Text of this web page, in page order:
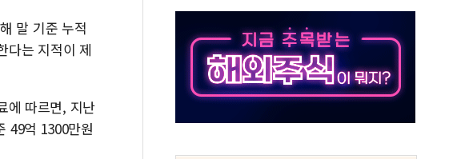
청양 밭에서 일하던 90대 숨져…온열질환 여부 조사
폭염에 車 운전면허 기능시험 오전 집중 편성…체감온도 38도 넘으면 중단
李대통령, 'ISA·주가누르기 방지법' 전면 재검토 지시
'호우 특보' 경북 울진 시간당 20~30mm 강한 비...가뭄 해소될 듯
말 기준 누적
다는 지적이 제
에 따르면, 지난
49억 1300만원